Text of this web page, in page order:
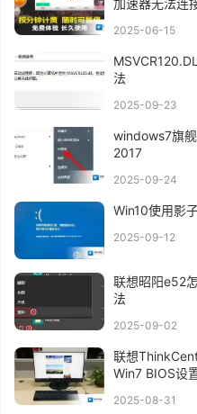
加速器无法连
2025-06-15
法
2025-09-23
windows7旗
2017
2025-09-24
Win10使用影
2025-09-12
联想昭阳e52
法
2025-09-02
联想
Win7 BIOS设
2025-08-31